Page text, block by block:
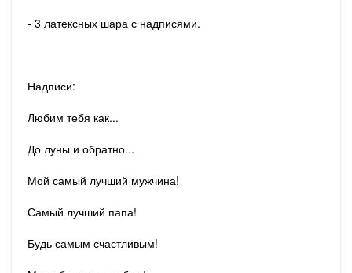
- 3 латексных шара с надписями.
Надписи:
Любим тебя как...
До луны и обратно...
Мой самый лучший мужчина!
Самый лучший папа!
Будь самым счастливым!